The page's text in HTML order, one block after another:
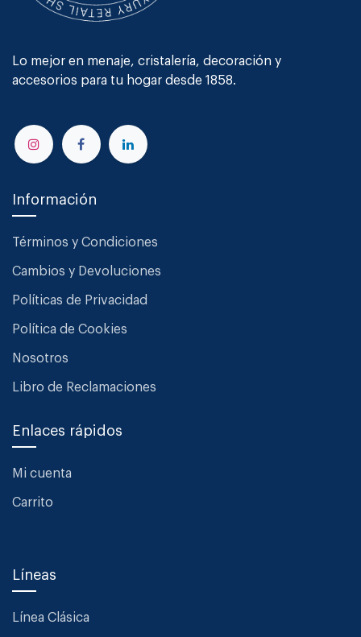
Lo mejor en menaje, cristalería, decoración y
accesorios para tu hogar desde 1858.
Información
Términos y Condiciones
Cambios y Devoluciones
Políticas de Privacidad
Política de Cookies
Nosotros
Libro de Reclamaciones
Enlaces rápidos
Mi cuenta
Carrito
Líneas
Línea Clásica